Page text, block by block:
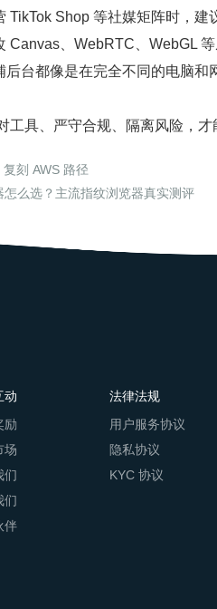
Shop 等社媒矩阵时，建
Canvas、WebRTC、WebGL
台都像是在完全不同的电脑
工具、严守合规、隔离风险 ，
刻 AWS 路径
么选？主流指纹浏览器真实测评
动
励
场
们
们
伴
法律法规
用户服务协议
隐私协议
KYC 协议